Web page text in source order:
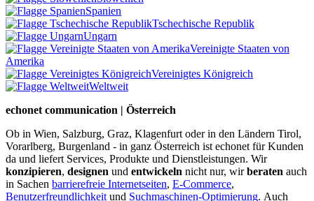
Spanien
Tschechische Republik
Ungarn
Vereinigte Staaten von
Amerika
Vereinigtes Königreich
Weltweit
echonet communication | Österreich
Ob in Wien, Salzburg, Graz, Klagenfurt oder in den Ländern Tirol,
Vorarlberg, Burgenland - in ganz Österreich ist echonet für Kunden
da und liefert Services, Produkte und Dienstleistungen. Wir
konzipieren, designen und entwickeln nicht nur, wirberaten auch
in Sachen barrierefreie Internetseiten, E-Commerce,
Benutzerfreundlichkeit und Suchmaschinen-Optimierung. Auch